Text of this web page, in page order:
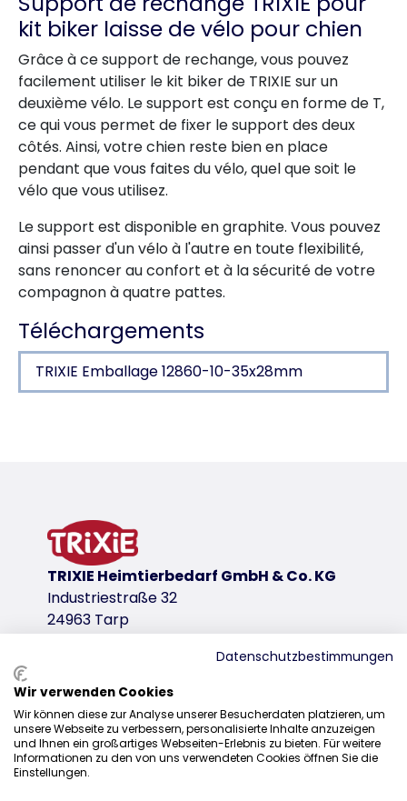
kit biker laisse de vélo pour chien
Grâce à ce support de rechange, vous pouvez
facilement utiliser le kit biker de TRIXIE sur un
deuxième vélo. Le support est conçu en forme de T,
ce qui vous permet de fixer le support des deux
côtés. Ainsi, votre chien reste bien en place
pendant que vous faites du vélo, quel que soit le
vélo que vous utilisez.
Le support est disponible en graphite. Vous pouvez
ainsi passer d'un vélo à l'autre en toute flexibilité,
sans renoncer au confort et à la sécurité de votre
compagnon à quatre pattes.
Téléchargements
TRIXIE Emballage 12860-10-35x28mm
variante de produit
variante de produit: numéro unique du
Coloris
gris graphite
pour article
12860
variante de produit: numéro unique du
Coloris
noir
TRIXIE Heimtierbedarf GmbH & Co. KG
Industriestraße 32
24963 Tarp
Distribution
+49 4638 2109-170
vente@trixie.fr
Datenschutzbestimmungen
Wir verwenden Cookies
Wir können diese zur Analyse unserer Besucherdaten platzieren, um
unsere Webseite zu verbessern, personalisierte Inhalte anzuzeigen
und Ihnen ein großartiges Webseiten-Erlebnis zu bieten. Für weitere
Informationen zu den von uns verwendeten Cookies öffnen Sie die
Einstellungen.